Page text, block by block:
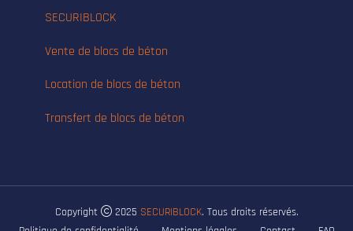
SECURIBLOCK
Vente de blocs de béton
Location de blocs de béton
Transfert de blocs de béton
Copyright 2025 SECURIBLOCK. Tous droits réservés.